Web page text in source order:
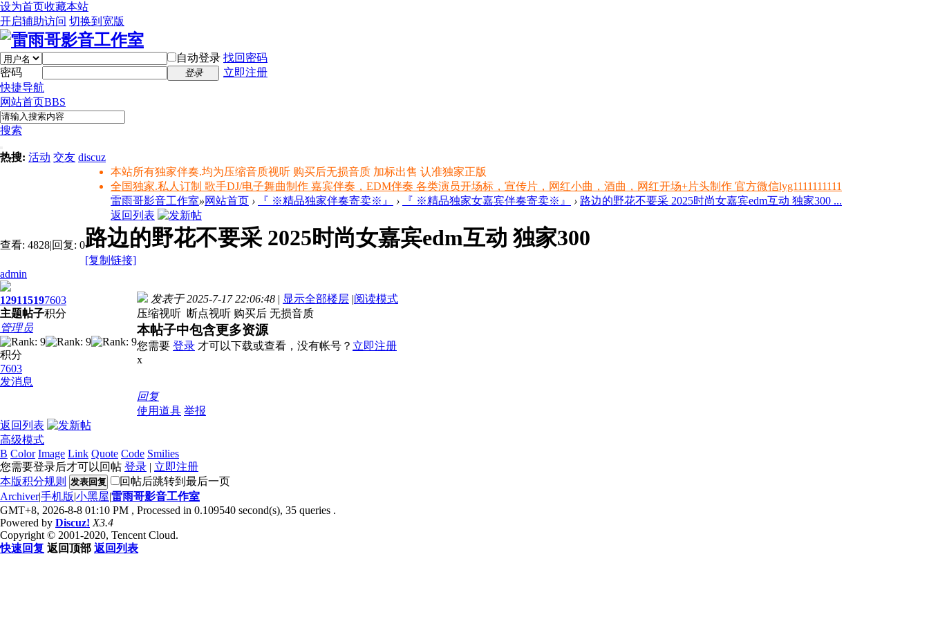
设为首页收藏本站
开启辅助访问 切换到宽版
自动登录 找回密码
密码
登录
立即注册
快捷导航
网站首页BBS
搜索
热搜: 活动 交友 discuz
本站所有独家伴奏.均为压缩音质视听 购买后无损音质 加标出售 认准独家正版
全国独家.私人订制 歌手DJ/电子舞曲制作 嘉宾伴奏，EDM伴奏 各类演员开场标，宣传片，网红小曲，酒曲，网红开场+片头制作 官方微信lyg1111111111
雷雨哥影音工作室»网站首页 › 『 ※精品独家伴奏寄卖※』 › 『 ※精品独家女嘉宾伴奏寄卖※』 › 路边的野花不要采 2025时尚女嘉宾edm互动 独家300 ...
返回列表
查看: 4828|回复: 0路边的野花不要采 2025时尚女嘉宾edm互动 独家300
[复制链接]
admin
1291
主题
1519
帖子
7603
积分
管理员
积分
7603
发消息
发表于 2025-7-17 22:06:48 | 显示全部楼层 |阅读模式
压缩视听 断点视听 购买后 无损音质
本帖子中包含更多资源
您需要 登录 才可以下载或查看，没有帐号？ 立即注册
x
回复
使用道具 举报
返回列表
高级模式
B Color Image Link Quote Code Smilies
您需要登录后才可以回帖 登录 | 立即注册
本版积分规则
发表回复
回帖后跳转到最后一页
Archiver|手机版|小黑屋|雷雨哥影音工作室
GMT+8, 2026-8-8 01:10 PM , Processed in 0.109540 second(s), 35 queries .
Powered by Discuz! X3.4
Copyright © 2001-2020, Tencent Cloud.
快速回复 返回顶部 返回列表